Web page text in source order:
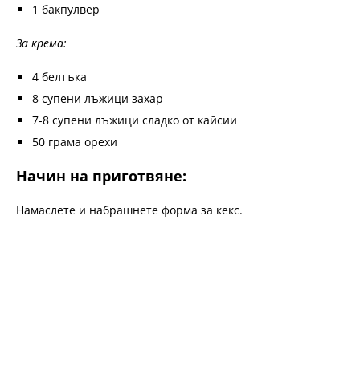
1 бакпулвер
За крема:
4 белтъка
8 супени лъжици захар
7-8 супени лъжици сладко от кайсии
50 грама орехи
Начин на приготвяне:
Намаслете и набрашнете форма за кекс.